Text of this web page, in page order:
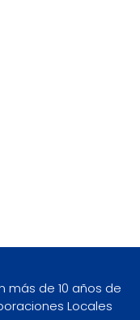
más de 10 años de
Locales